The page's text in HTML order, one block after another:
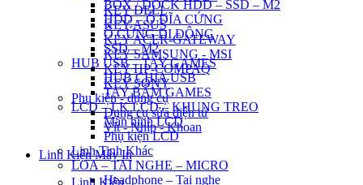
BOX / DOCK HDD – SSD – M2
HDD – Ổ ĐĨA CỨNG
Ổ CỨNG DI ĐỘNG
SSD – M2
HUB USB – TAY GAMES
HUB CHIA USB
TAY BẤM GAMES
LCD – LK LCD – KHUNG TREO
Màn hình LCD
Phụ kiện LCD
Linh Tinh Khác
LOA – TAI NGHE – MICRO
Headphone – Tai nghe
KEY DELL
KEY ASUS
KEY ACER-GATEWAY
KEY SAMSUNG - MSI
KEY HP-COMPAQ
KEY SONY
Phụ kiện - dụng cụ
Dụng cụ sửa điện tử
Vít - Nhíp - Khoan
Linh Kiện Máy In